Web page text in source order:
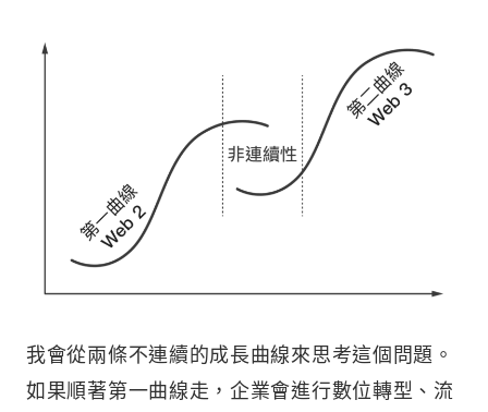
我會從兩條不連續的成長曲線來思考這個問題。
如果順著第一曲線走，企業會進行數位轉型、流